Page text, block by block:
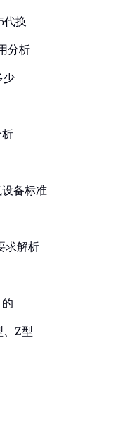
代换
分析
少
析
备标准
求解析
、Z型